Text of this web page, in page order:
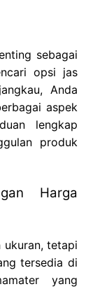
sebagai
opsi jas
Anda
aspek
lengkap
produk
Harga
ukuran, tetapi
tersedia di
yang